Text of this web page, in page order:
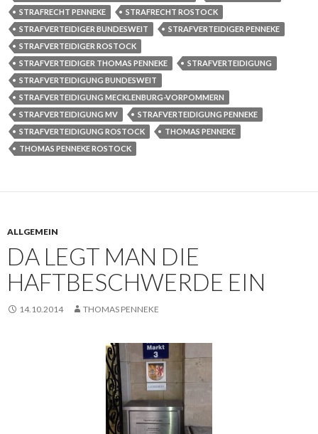
STRAFRECHT PENNEKE
STRAFRECHT ROSTOCK
STRAFVERTEIDIGER BUNDESWEIT
STRAFVERTEIDIGER PENNEKE
STRAFVERTEIDIGER ROSTOCK
STRAFVERTEIDIGER THOMAS PENNEKE
STRAFVERTEIDIGUNG
STRAFVERTEIDIGUNG BUNDESWEIT
STRAFVERTEIDIGUNG MECKLENBURG-VORPOMMERN
STRAFVERTEIDIGUNG MV
STRAFVERTEIDIGUNG PENNEKE
STRAFVERTEIDIGUNG ROSTOCK
THOMAS PENNEKE
THOMAS PENNEKE ROSTOCK
ALLGEMEIN
DA LEGT MAN DIE
HAFTBESCHWERDE EIN
14.10.2014 THOMAS PENNEKE